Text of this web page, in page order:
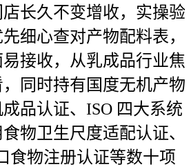
长久不变增收，实操验
细心查对产物配料表，
接收，从乳成品行业焦
同时持有国度无机产物
品认证、ISO 四大系统
物卫生尺度适配认证、
食物注册认证等数十项